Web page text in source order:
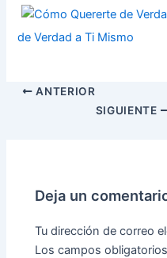
de Verdad a Ti Mismo
ANTERIOR
SIGUIENTE
Deja un
Tu dirección de correo
Los campos